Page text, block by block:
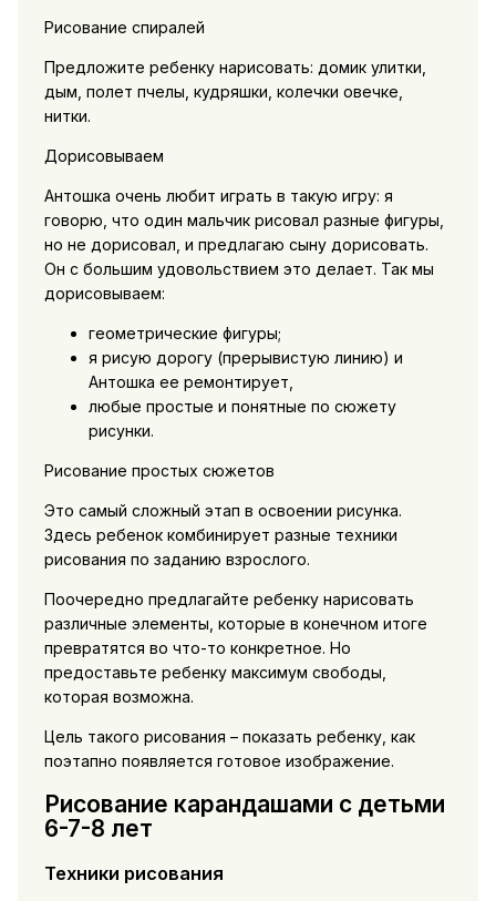
Рисование спиралей
Предложите ребенку нарисовать: домик улитки,
дым, полет пчелы, кудряшки, колечки овечке,
нитки.
Дорисовываем
Антошка очень любит играть в такую игру: я
говорю, что один мальчик рисовал разные фигуры,
но не дорисовал, и предлагаю сыну дорисовать.
Он с большим удовольствием это делает. Так мы
дорисовываем:
геометрические фигуры;
я рисую дорогу (прерывистую линию) и
Антошка ее ремонтирует,
любые простые и понятные по сюжету
рисунки.
Рисование простых сюжетов
Это самый сложный этап в освоении рисунка.
Здесь ребенок комбинирует разные техники
рисования по заданию взрослого.
Поочередно предлагайте ребенку нарисовать
различные элементы, которые в конечном итоге
превратятся во что-то конкретное. Но
предоставьте ребенку максимум свободы,
которая возможна.
Цель такого рисования – показать ребенку, как
поэтапно появляется готовое изображение.
Рисование карандашами с детьми
6-7-8 лет
Техники рисования